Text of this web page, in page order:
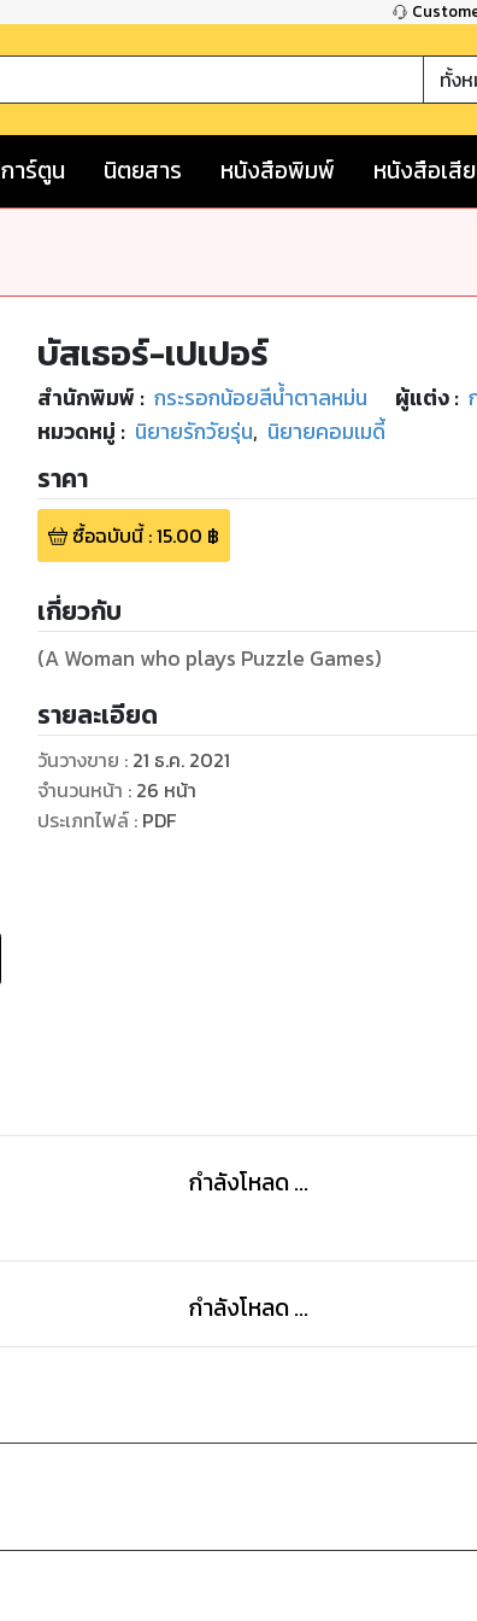
ทั้ง
การ์ตูน นิตยสาร หนังสือพิมพ์ หนังสือเสี
บัสเธอร์-เปเปอร์
สำนักพิมพ์ : กระรอกน้อยสีน้ำตาลหม่น ผู้แต่ง :
หมวดหมู่ : นิยายรักวัยรุ่น, นิยายคอมเมดี้
ราคา
ซื้อฉบับนี้:15.00 ฿
เกี่ยวกับ
(A Woman who plays Puzzle Games)
รายละเอียด
วันวางขาย : 21 ธ.ค. 2021
จำนวนหน้า : 26 หน้า
ประเภทไฟล์: PDF
กำลังโหลด ...
กำลังโหลด ...